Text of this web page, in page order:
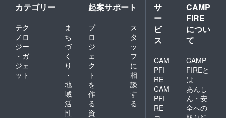
カテゴリー
テク
ノロ
ジー
・ガ
ジェ
ット
ま
ち
づ
く
り
・
地
域
活
性
起案サポート
プ
ロ
ジ
ェ
ク
ト
を
作
る
ス
タ
ッ
フ
に
相
談
す
る
資
サ
ー
ビ
ス
CAM
PFI
RE
CAM
PFI
RE
CAMP
FIRE
につい
て
CAMP
FIREと
は
あんし
ん・安
全への